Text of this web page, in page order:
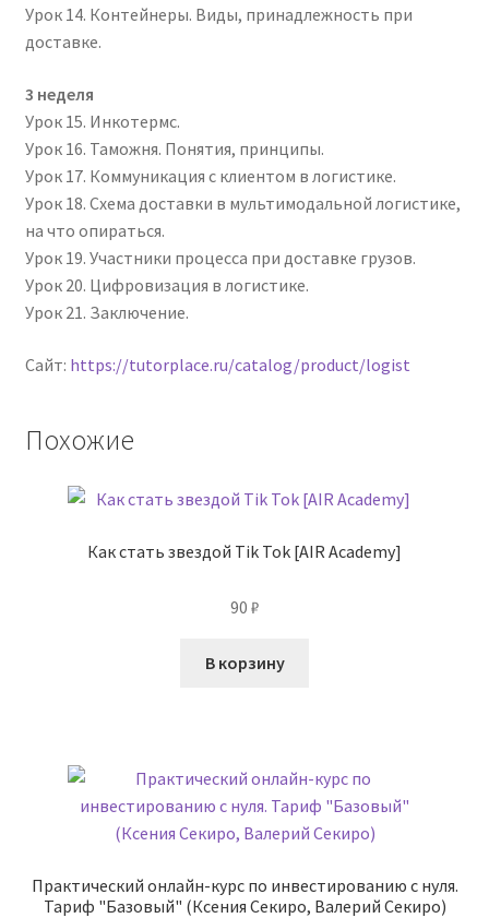
Урок 14. Контейнеры. Виды, принадлежность при
доставке.
3 неделя
Урок 15. Инкотермс.
Урок 16. Таможня. Понятия, принципы.
Урок 17. Коммуникация с клиентом в логистике.
Урок 18. Схема доставки в мультимодальной логистике,
на что опираться.
Урок 19. Участники процесса при доставке грузов.
Урок 20. Цифровизация в логистике.
Урок 21. Заключение.
Сайт: https://tutorplace.ru/catalog/product/logist
Похожие
Как стать звездой Tik Tok [AIR Academy]
90 ₽
В корзину
Практический онлайн-курс по инвестированию с нуля.
Тариф "Базовый" (Ксения Секиро, Валерий Секиро)